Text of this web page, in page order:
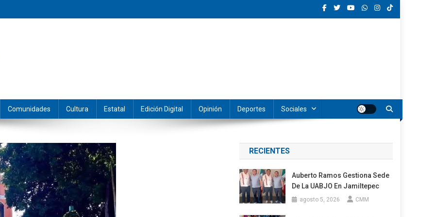
Comunidades Cultura Estatal Edición Digital Opinión Deportes Sociales
RECIENTES
Auberto Ramos Gestiona Sede
De La UABJO En Jamiltepec
agosto 5, 2026 CMM